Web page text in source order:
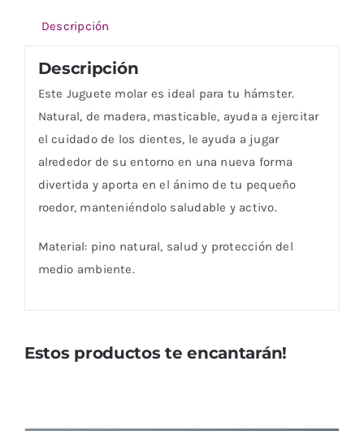
Descripción
Descripción
Este Juguete molar es ideal para tu hámster.
Natural, de madera, masticable, ayuda a ejercitar
el cuidado de los dientes, le ayuda a jugar
alrededor de su entorno en una nueva forma
divertida y aporta en el ánimo de tu pequeño
roedor, manteniéndolo saludable y activo.
Material: pino natural, salud y protección del
medio ambiente.
Estos productos te encantarán!